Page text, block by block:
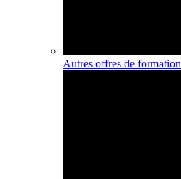
Autres offres de formation